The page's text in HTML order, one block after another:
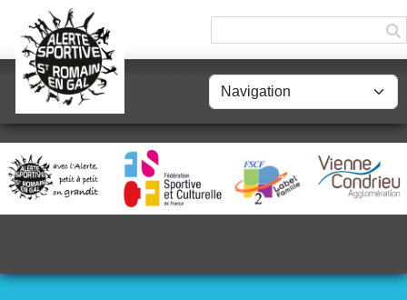
Panneau de gestion des cookies